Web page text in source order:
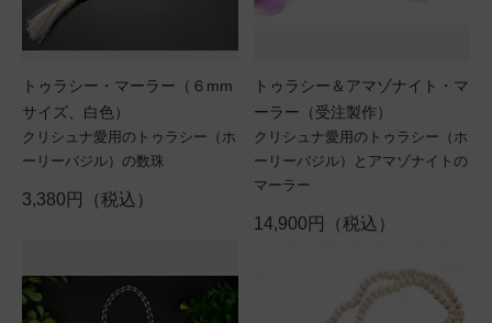
トゥラシー・マーラー（６mm
サイズ、白色）
クリシュナ愛用のトゥラシー（ホ
ーリーバジル）の数珠
3,380円（税込）
トゥラシー＆アマゾナイト・マ
ーラー（受注製作）
クリシュナ愛用のトゥラシー（ホ
ーリーバジル）とアマゾナイトの
マーラー
14,900円（税込）